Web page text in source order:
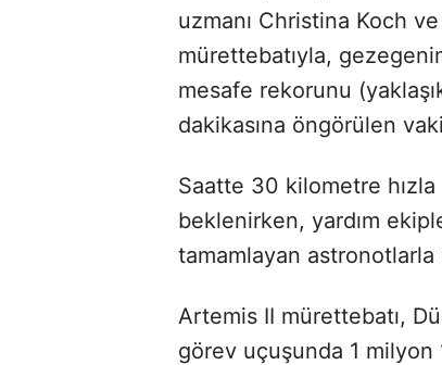
uzmanı Christina Koch
mürettebatıyla,
mesafe rekorunu
dakikasına öngörülen
Saatte 30 kilometre
beklenirken, yardım
tamamlayan astronotlarla
Artemis II mürettebatı,
görev uçuşunda 1